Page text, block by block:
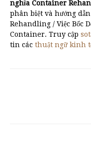
nghĩa Container
phân biệt và hướng
Rehandling / Việc Bốc
Container. Truy cập
tin các thuật ngữ kinh